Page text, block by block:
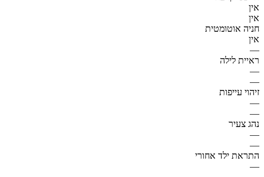
אין
אין
חניה אוטומטית
אין
—
ראיית לילה
—
—
זיהוי עייפות
—
—
נהג צעיר
—
—
התראת ילד אחורי
—